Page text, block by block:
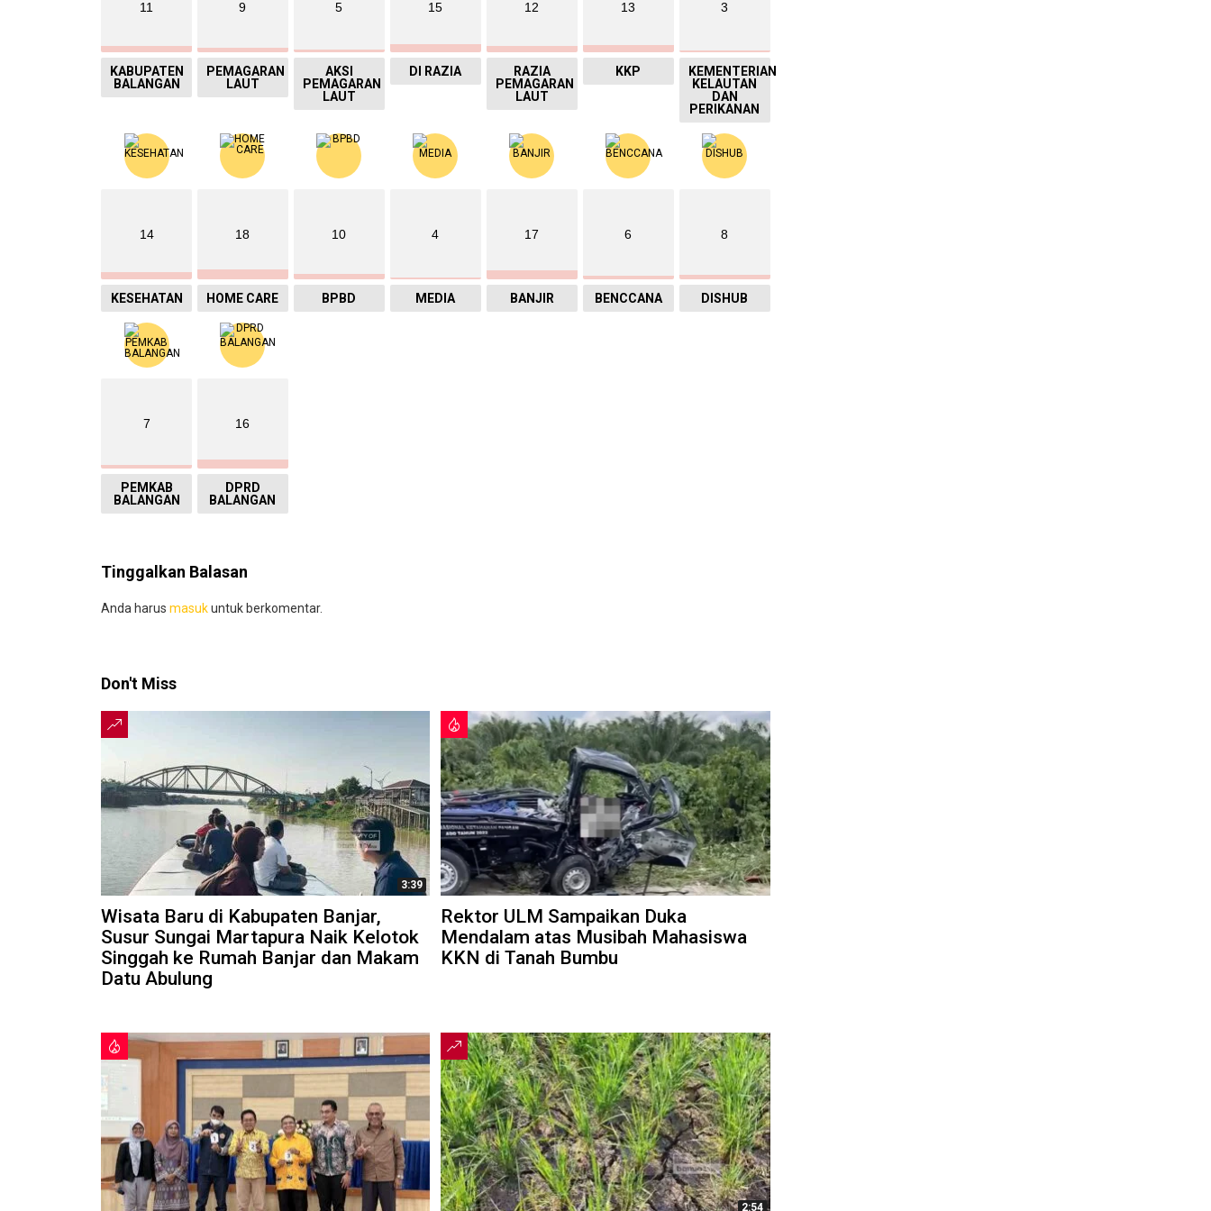
11
KABUPATEN
BALANGAN
9
PEMAGARAN
LAUT
5
AKSI
PEMAGARAN
LAUT
15
DI RAZIA
12
RAZIA
PEMAGARAN
LAUT
13
KKP
3
KEMENTERIAN
KELAUTAN
DAN
PERIKANAN
14
KESEHATAN
18
HOME CARE
10
BPBD
4
MEDIA
17
BANJIR
6
BENCCANA
8
DISHUB
7
PEMKAB
BALANGAN
16
DPRD
BALANGAN
Tinggalkan Balasan
Anda harus masukuntuk berkomentar.
Don't Miss
3:39
Wisata Baru di Kabupaten Banjar,
Susur Sungai Martapura Naik Kelotok
Singgah ke Rumah Banjar dan Makam
Datu Abulung
Rektor ULM Sampaikan Duka
Mendalam atas Musibah Mahasiswa
KKN di Tanah Bumbu
2:54